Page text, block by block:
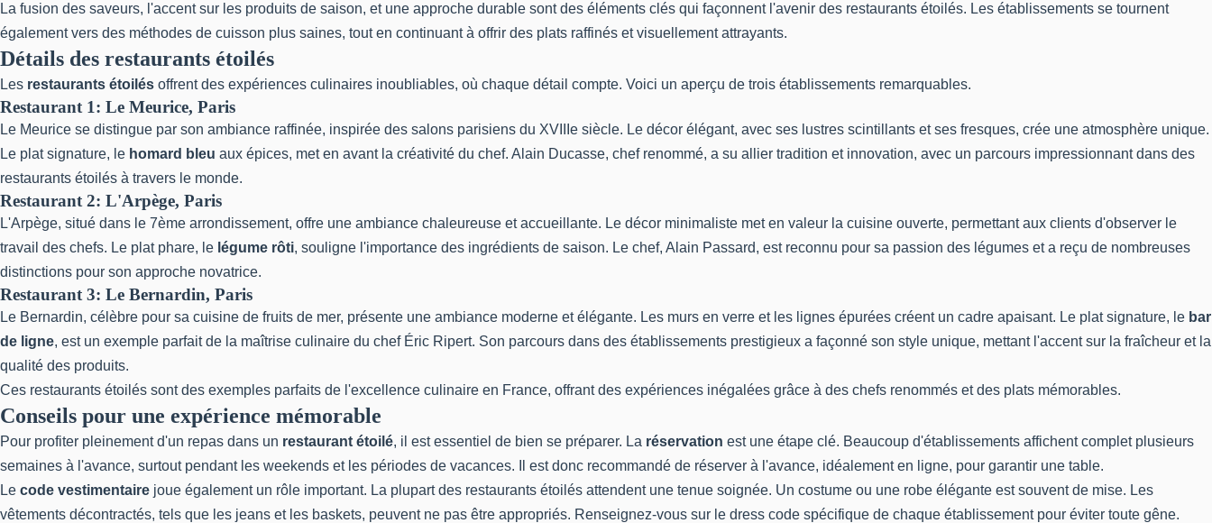
La fusion des saveurs, l'accent sur les produits de saison, et une approche durable sont des éléments clés qui façonnent l'avenir des restaurants étoilés. Les établissements se tournent
également vers des méthodes de cuisson plus saines, tout en continuant à offrir des plats raffinés et visuellement attrayants.
Détails des restaurants étoilés
Les restaurants étoilés offrent des expériences culinaires inoubliables, où chaque détail compte. Voici un aperçu de trois établissements remarquables.
Restaurant 1: Le Meurice, Paris
Le Meurice se distingue par son ambiance raffinée, inspirée des salons parisiens du XVIIIe siècle. Le décor élégant, avec ses lustres scintillants et ses fresques, crée une atmosphère unique.
Le plat signature, le homard bleu aux épices, met en avant la créativité du chef. Alain Ducasse, chef renommé, a su allier tradition et innovation, avec un parcours impressionnant dans des
restaurants étoilés à travers le monde.
Restaurant 2: L'Arpège, Paris
L'Arpège, situé dans le 7ème arrondissement, offre une ambiance chaleureuse et accueillante. Le décor minimaliste met en valeur la cuisine ouverte, permettant aux clients d'observer le
travail des chefs. Le plat phare, le légume rôti, souligne l'importance des ingrédients de saison. Le chef, Alain Passard, est reconnu pour sa passion des légumes et a reçu de nombreuses
distinctions pour son approche novatrice.
Restaurant 3: Le Bernardin, Paris
Le Bernardin, célèbre pour sa cuisine de fruits de mer, présente une ambiance moderne et élégante. Les murs en verre et les lignes épurées créent un cadre apaisant. Le plat signature, le bar
de ligne, est un exemple parfait de la maîtrise culinaire du chef Éric Ripert. Son parcours dans des établissements prestigieux a façonné son style unique, mettant l'accent sur la fraîcheur et la
qualité des produits.
Ces restaurants étoilés sont des exemples parfaits de l'excellence culinaire en France, offrant des expériences inégalées grâce à des chefs renommés et des plats mémorables.
Conseils pour une expérience mémorable
Pour profiter pleinement d'un repas dans un restaurant étoilé, il est essentiel de bien se préparer. La réservation est une étape clé. Beaucoup d'établissements affichent complet plusieurs
semaines à l'avance, surtout pendant les weekends et les périodes de vacances. Il est donc recommandé de réserver à l'avance, idéalement en ligne, pour garantir une table.
Le code vestimentaire joue également un rôle important. La plupart des restaurants étoilés attendent une tenue soignée. Un costume ou une robe élégante est souvent de mise. Les
vêtements décontractés, tels que les jeans et les baskets, peuvent ne pas être appropriés. Renseignez-vous sur le dress code spécifique de chaque établissement pour éviter toute gêne.